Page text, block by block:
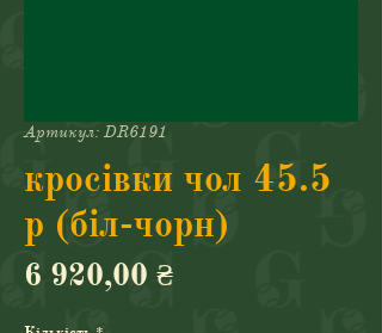
Артикул: DR6191
кросівки чол 45.5
р (біл-чорн)
6 920,00 ₴Ціна